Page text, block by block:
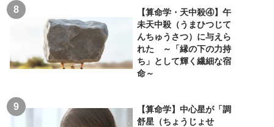
【算命学・天中殺④】午
未天中殺（うまひつじて
んちゅうさつ）に与えら
れた ～「縁の下の力持
ち」として輝く繊細な宿
命～
【算命学】中心星が「調
舒星（ちょうじょせ